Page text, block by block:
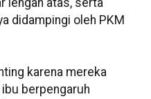
lengan atas, serta
didampingi oleh PKM
karena mereka
berpengaruh